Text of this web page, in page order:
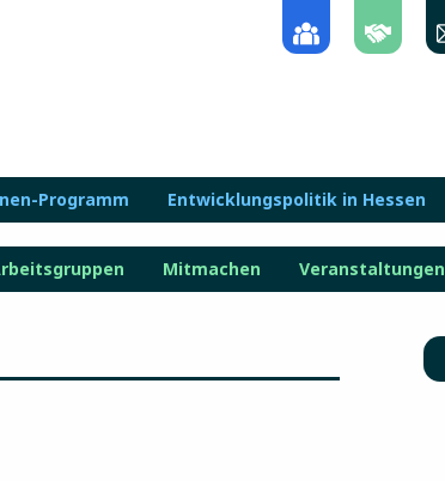
Programm Entwicklungspolitik in Hessen
Mitmachen Veranstaltungen